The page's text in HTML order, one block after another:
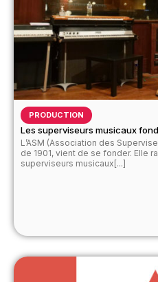
PRODUCTION
Les superviseurs musicaux
L’ASM (Association des
de 1901, vient de se fonder. Elle
superviseurs musicaux[...]